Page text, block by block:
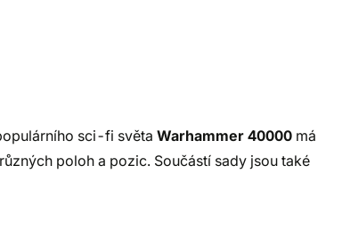
sci-fi světa Warhammer 40000 má
poloh a pozic. Součástí sady jsou také